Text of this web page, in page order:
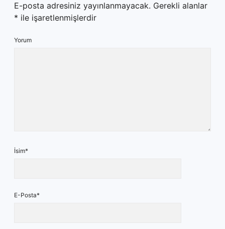
E-posta adresiniz yayınlanmayacak. Gerekli alanlar
* ile işaretlenmişlerdir
Yorum
İsim*
E-Posta*